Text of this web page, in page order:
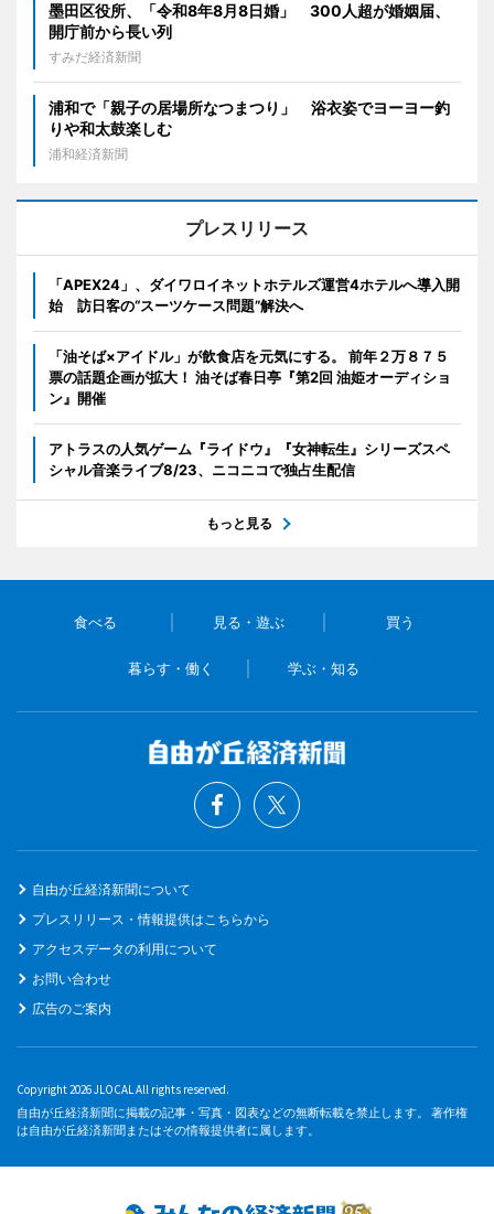
墨田区役所、「令和8年8月8日婚」 300人超が婚姻届、
開庁前から長い列
すみだ経済新聞
浦和で「親子の居場所なつまつり」 浴衣姿でヨーヨー釣
りや和太鼓楽しむ
浦和経済新聞
プレスリリース
「APEX24」、ダイワロイネットホテルズ運営4ホテルへ導入開
始 訪日客の“スーツケース問題”解決へ
「油そば×アイドル」が飲食店を元気にする。 前年２万８７５
票の話題企画が拡大！ 油そば春日亭『第2回 油姫オーディショ
ン』開催
アトラスの人気ゲーム『ライドウ』『女神転生』シリーズスペ
シャル音楽ライブ8/23、ニコニコで独占生配信
もっと見る
食べる 見る・遊ぶ 買う
暮らす・働く 学ぶ・知る
自由が丘経済新聞について
プレスリリース・情報提供はこちらから
アクセスデータの利用について
お問い合わせ
広告のご案内
Copyright 2026 JLOCAL All rights reserved.
自由が丘経済新聞に掲載の記事・写真・図表などの無断転載を禁止します。 著作権
は自由が丘経済新聞またはその情報提供者に属します。